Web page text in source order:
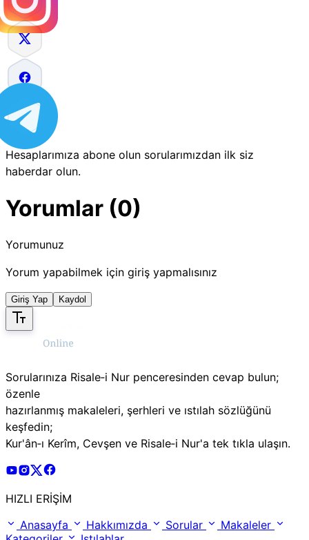
Hesaplarımıza abone olun sorularımızdan ilk siz
haberdar olun.
Yorumlar (0)
Yorumunuz
Yorum yapabilmek için giriş yapmalısınız
Giriş Yap Kaydol
Sorularınıza Risale‑i Nur penceresinden cevap bulun;
özenle
hazırlanmış makaleleri, şerhleri ve ıstılah sözlüğünü
keşfedin;
Kur'ân‑ı Kerîm, Cevşen ve Risale‑i Nur'a tek tıkla ulaşın.
Risale Online Youtube Hesabı
Risale Online Instagram Hesabı
Risale Online X Hesabı
HIZLI ERİŞİM
Anasayfa
Hakkımızda Sorular
Makaleler